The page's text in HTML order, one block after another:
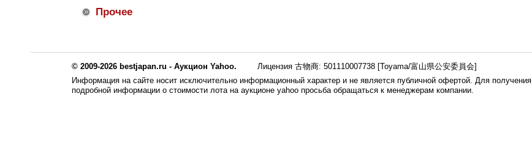
Прочее
© 2009-2026 bestjapan.ru - Аукцион Yahoo.
Лицензия 古物商: 501110007738 [Toyama/富山県公安委員会]
Информация на сайте носит исключительно информационный характер и не является публичной офертой. Для получения
подробной информации о стоимости лота на аукционе yahoo просьба обращаться к менеджерам компании.